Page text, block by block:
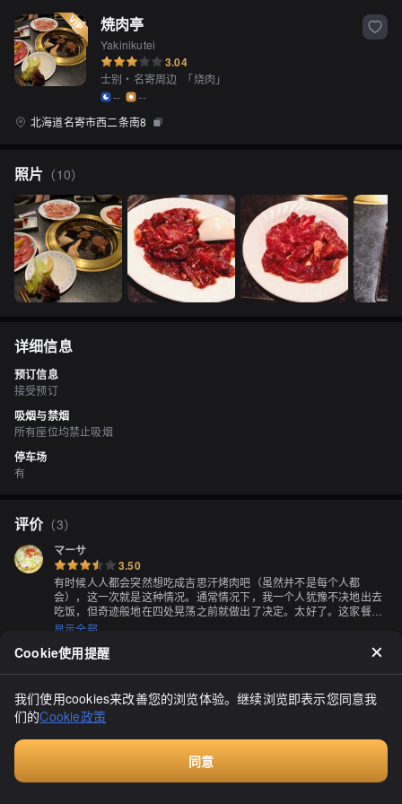
焼肉亭
Yakinikutei
3.04
士别・名寄周边 「烧肉 」
--
--
北海道名寄市西二条南8
照片 （10）
详细信息
预订信息
接受预订
吸烟与禁烟
所有座位均禁止吸烟
停车场
有
评价（3）
マーサ
3.50
有时候人人都会突然想吃成吉思汗烤肉吧（虽然并不是每个人都
会），这一次就是这种情况。通常情况下，我一个人犹豫不决地出去
吃饭，但奇迹般地在四处晃荡之前就做出了决定。太好了。这家餐厅
还提供无烟烤肉，这也很吸引人。因为我不能喝酒，所以点了葡萄苏
就绪。虽然我点餐的时候没有认真看菜单，但成吉思汗似乎是一种不
在酱汁中，而这里更像是在烧烤店吃的感觉。至于牛排，可能有点少
脂肪。要小心不要烤得太过，但肉很嫩。成吉思汗通过将猪肉浸泡在
酱汁中，使其没有异味。虽然有些人希望有更多的异味（笑），但它
确实很嫩，而且我可以感受到它们使用了当地的高质量肉类。因为在
烧烤店里，你要亲自烤肉，所以你的烤肉方式会影响味道。有时候，
有些人会抱怨他们的肉烤得太老或太干，但那是他们自己的问题。要
把肉烤得美味可不容易。这家餐厅的火力很足，不需要反复翻动肉。
显示全部
Cookie使用提醒
我们使用cookies来改善您的浏览体验。继续浏览即表示您同意我
们的Cookie政策
同意